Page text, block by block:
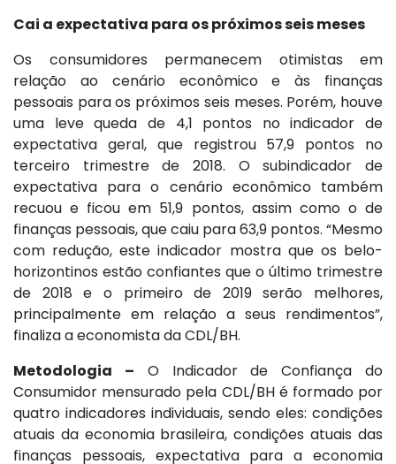
Cai a expectativa para os próximos seis meses
Os consumidores permanecem otimistas em
relação ao cenário econômico e às finanças
pessoais para os próximos seis meses. Porém, houve
uma leve queda de 4,1 pontos no indicador de
expectativa geral, que registrou 57,9 pontos no
terceiro trimestre de 2018. O subindicador de
expectativa para o cenário econômico também
recuou e ficou em 51,9 pontos, assim como o de
finanças pessoais, que caiu para 63,9 pontos. “Mesmo
com redução, este indicador mostra que os belo-
horizontinos estão confiantes que o último trimestre
de 2018 e o primeiro de 2019 serão melhores,
principalmente em relação a seus rendimentos”,
finaliza a economista da CDL/BH.
Metodologia – O Indicador de Confiança do
Consumidor mensurado pela CDL/BH é formado por
quatro indicadores individuais, sendo eles: condições
atuais da economia brasileira, condições atuais das
finanças pessoais, expectativa para a economia